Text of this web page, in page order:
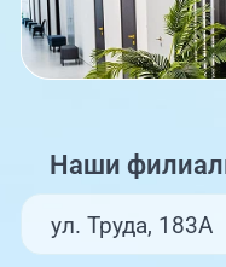
Наши
ул. Труда, 183А